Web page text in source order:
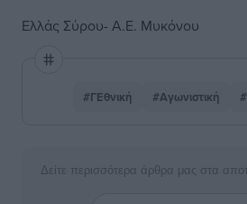
Ελλάς Σύρου- Α.Ε. Μυκόνου
#ΓΕθνική #Αγωνιστική
Δείτε περισσότερα άρθρα μας στα